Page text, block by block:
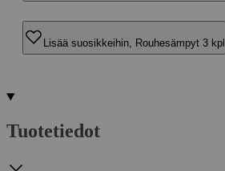
Lisää suosikkeihin, Rouhesämpyt 3 kpl
Tuotetiedot